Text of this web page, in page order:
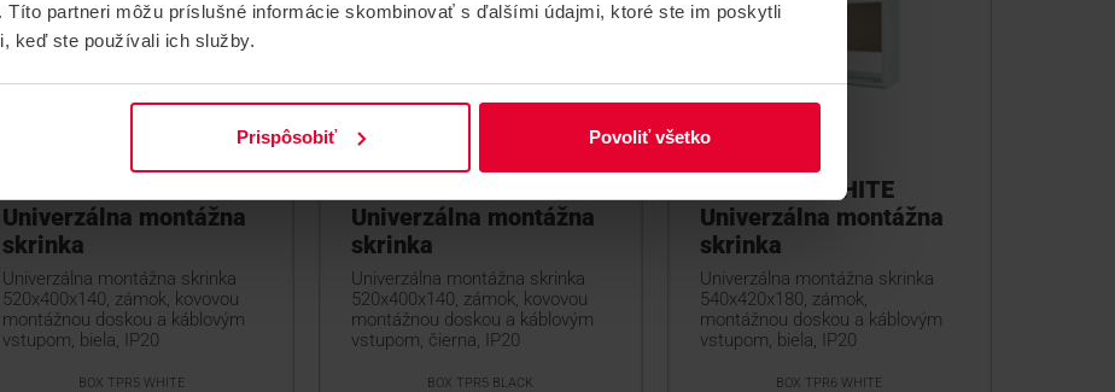
Títo partneri môžu príslušné informácie skombinovať s ďalšími údajmi, ktoré ste im poskytli
keď ste používali ich služby.
Prispôsobiť Povoliť všetko
Univerzálna montážna
skrinka
Univerzálna montážna skrinka
520x400x140, zámok, kovovou
montážnou doskou a káblovým
vstupom, biela, IP20
BOX TPR5 WHITE
Univerzálna montážna
skrinka
Univerzálna montážna skrinka
520x400x140, zámok, kovovou
montážnou doskou a káblovým
vstupom, čierna, IP20
BOX TPR5 BLACK
BOX TPR6 WHITE
Univerzálna montážna
skrinka
Univerzálna montážna skrinka
540x420x180, zámok,
montážnou doskou a káblovým
vstupom, biela, IP20
BOX TPR6 WHITE